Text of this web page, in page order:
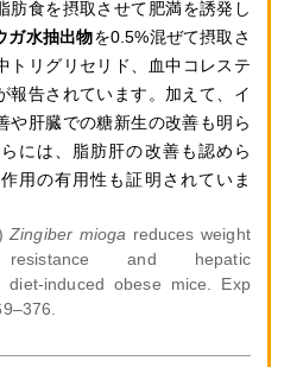
肪食を摂取させて肥満を誘発し
ガ水抽出物を0.5%混ぜて摂取さ
トリグリセリド、血中コレステ
報告されています。加えて、イ
や肝臓での糖新生の改善も明ら
には、脂肪肝の改善も認めら
用の有用性も証明されていま
Zingiber mioga reduces weight
and hepatic
diet-induced obese mice. Exp